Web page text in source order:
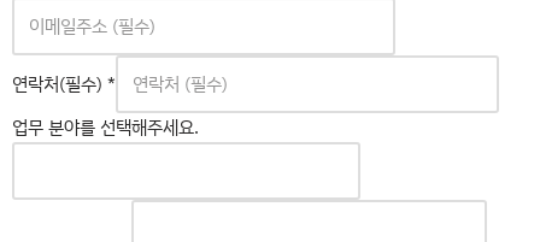
연락처(필수) *
업무 분야를 선택해주세요.